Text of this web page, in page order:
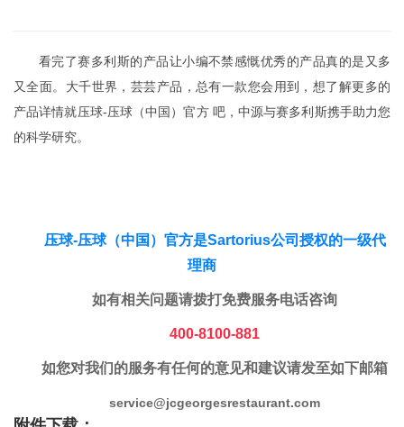
看完了赛多利斯的产品让小编不禁感慨优秀的产品真的是又多
又全面。大千世界，芸芸产品，总有一款您会用到，想了解更多的
产品详情就压球-压球（中国）官方 吧，中源与赛多利斯携手助力您
的科学研究。
压球-压球（中国）官方是Sartorius公司授权的一级代
理商
如有相关问题请拨打免费服务电话咨询
400-8100-881
如您对我们的服务有任何的意见和建议请发至如下邮箱
service@jcgeorgesrestaurant.com